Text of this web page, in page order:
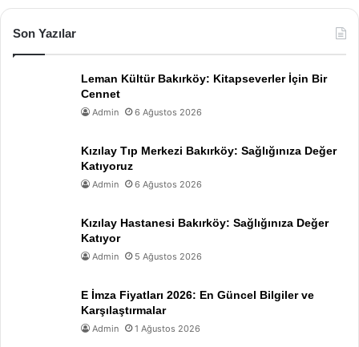
Son Yazılar
Leman Kültür Bakırköy: Kitapseverler İçin Bir
Cennet
Admin 6 Ağustos 2026
Kızılay Tıp Merkezi Bakırköy: Sağlığınıza Değer
Katıyoruz
Admin 6 Ağustos 2026
Kızılay Hastanesi Bakırköy: Sağlığınıza Değer
Katıyor
Admin 5 Ağustos 2026
E İmza Fiyatları 2026: En Güncel Bilgiler ve
Karşılaştırmalar
Admin 1 Ağustos 2026